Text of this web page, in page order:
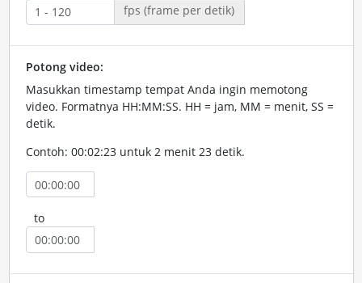
fps (frame per detik)
Potong video:
Masukkan timestamp tempat Anda ingin memotong
video. Formatnya HH:MM:SS. HH = jam, MM = menit, SS =
detik.
Contoh: 00:02:23 untuk 2 menit 23 detik.
to